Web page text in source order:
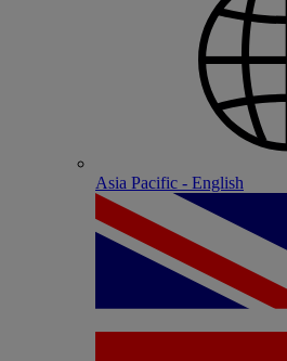
Asia Pacific - English